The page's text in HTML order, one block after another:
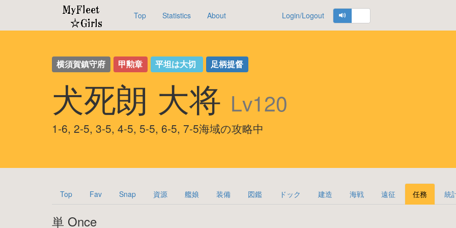
Top Statistics About Login/Logout
横須賀鎮守府 甲勲章 平坦は大切 足柄提督
犬死朗 大将 Lv120
1-6, 2-5, 3-5, 4-5, 5-5, 6-5, 7-5海域の攻略中
Top Fav Snap 資源 艦娘 装備 図鑑 ドック 建造 海戦 遠征 任務 統
単 Once